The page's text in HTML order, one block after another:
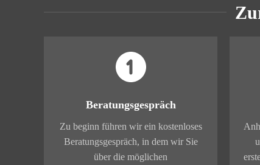
Beratungsgespräch
Zu beginn führen wir ein kostenloses
Beratungsgespräch, in dem wir Sie
über die möglichen